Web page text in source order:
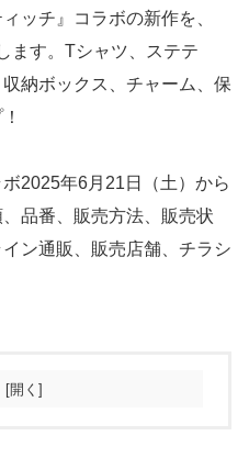
ッチ』コラボの新作を、
ます。Tシャツ、ステテ
納ボックス、チャーム、保
2025年6月21日（土）から
品番、販売方法、販売状
ン通販、販売店舗、チラシ